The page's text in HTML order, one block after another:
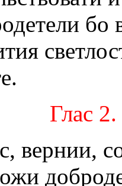
бо
Глас
вернии,